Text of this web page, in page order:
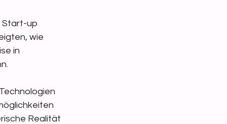
Start-up
wie
in
Realität